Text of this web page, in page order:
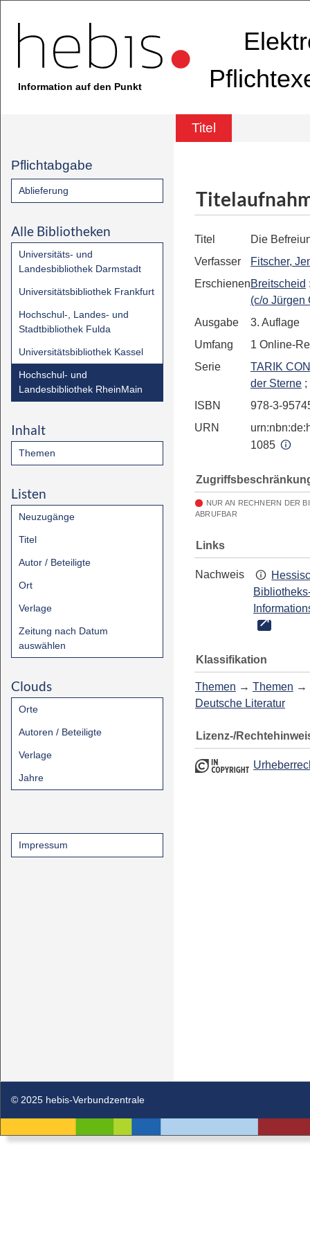
Information auf den Punkt
Titel
Pflichtabgabe
Ablieferung
Alle Bibliotheken
Universitäts- und
Landesbibliothek Darmstadt
Universitätsbibliothek Frankfurt
Hochschul-, Landes- und
Stadtbibliothek Fulda
Universitätsbibliothek Kassel
Hochschul- und
Landesbibliothek RheinMain
Inhalt
Themen
Listen
Neuzugänge
Titel
Autor / Beteiligte
Ort
Verlage
Zeitung nach Datum
auswählen
Clouds
Orte
Autoren / Beteiligte
Verlage
Jahre
Impressum
Titel
Die
Verfasser
Fitscher,
ErschienenBreitscheid
(c/o Jürgen
Ausgabe
3. Auflage
Umfang
1 Online-
Serie
TARIK
der Sterne ;
ISBN
978-3-
URN
1085
NUR AN RECHNERN DER
ABRUFBAR
Links
Nachweis
Klassifikation
Themen → Themen →
Deutsche Literatur
Lizenz-/
© 2025 hebis-Verbundzentrale